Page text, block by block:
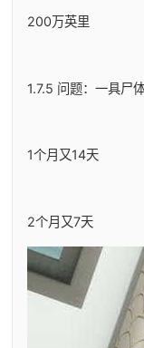
200万英里
1.7.5 问题：一具尸
1个月又14天
2个月又7天